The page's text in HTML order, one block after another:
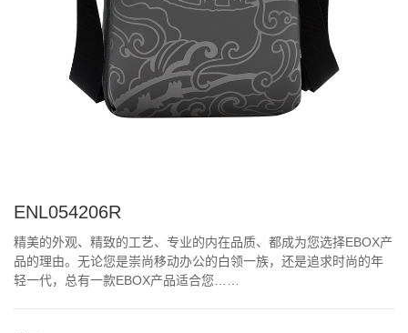
ENL054206R
精美的外观、精致的工艺、专业的内在品质、都成为您选择EBOX产
品的理由。无论您是崇尚移动办公的白领一族，还是追求时尚的年
轻一代，总有一款EBOX产品适合您……